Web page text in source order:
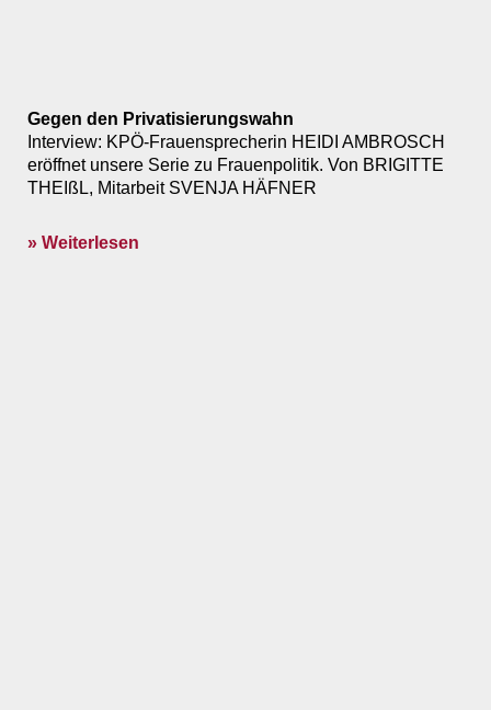
Gegen den Privatisierungswahn
Interview: KPÖ-Frauensprecherin HEIDI AMBROSCH
eröffnet unsere Serie zu Frauenpolitik. Von BRIGITTE
THEIßL, Mitarbeit SVENJA HÄFNER
» Weiterlesen